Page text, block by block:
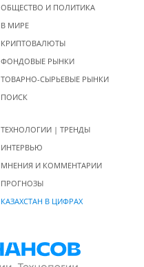
ОБЩЕСТВО И ПОЛИТИКА
В МИРЕ
КРИПТОВАЛЮТЫ
ФОНДОВЫЕ РЫНКИ
ТОВАРНО-СЫРЬЕВЫЕ РЫНКИ
ПОИСК
ТЕХНОЛОГИИ | ТРЕНДЫ
ИНТЕРВЬЮ
МНЕНИЯ И КОММЕНТАРИИ
ПРОГНОЗЫ
КАЗАХСТАН В ЦИФРАХ